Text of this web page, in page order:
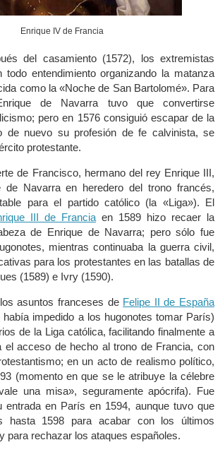
Enrique IV de Francia
del casamiento (1572), los extremistas
todo entendimiento organizando la matanza
como la «Noche de San Bartolomé». Para
de Navarra tuvo que convertirse
pero en 1576 consiguió escapar de la
de nuevo su profesión de fe calvinista, se
protestante.
de Francisco, hermano del rey Enrique III,
de Navarra en heredero del trono francés,
para el partido católico (la «Liga»). El
III de Franciaen 1589 hizo recaer la
de Enrique de Navarra; pero sólo fue
mientras continuaba la guerra civil,
para los protestantes en las batallas de
(1589) e Ivry (1590).
asuntos franceses de Felipe II de España
había impedido a los hugonotes tomar París)
de la Liga católica, facilitando finalmente a
el acceso de hecho al trono de Francia, con
en un acto de realismo político,
(momento en que se le atribuye la célebre
una misa», seguramente apócrifa). Fue
entrada en París en 1594, aunque tuvo que
hasta 1598 para acabar con los últimos
para rechazar los ataques españoles.